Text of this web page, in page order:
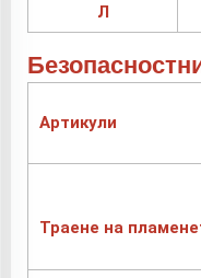
Л
Артикули
Траене на